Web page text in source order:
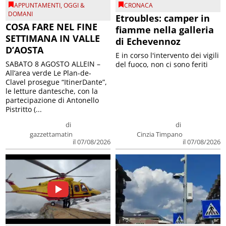
APPUNTAMENTI,OGGI &
DOMANI
COSA FARE NEL FINE
SETTIMANA IN VALLE
D’AOSTA
di
gazzettamatin
il 07/08/2026
SABATO 8 AGOSTO ALLEIN –
All’area verde Le Plan-de-
Clavel prosegue “ItinerDante”,
le letture dantesche, con la
partecipazione di Antonello
Pistritto (...
CRONACA
Etroubles: camper in
fiamme nella galleria
di Echevennoz
di
Cinzia Timpano
il 07/08/2026
E in corso l'intervento dei vigili
del fuoco, non ci sono feriti